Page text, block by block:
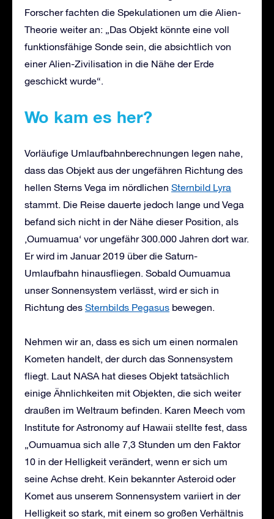
Forscher fachten die Spekulationen um die Alien-
Theorie weiter an: „Das Objekt könnte eine voll
funktionsfähige Sonde sein, die absichtlich von
einer Alien-Zivilisation in die Nähe der Erde
geschickt wurde“.
Wo kam es her?
Vorläufige Umlaufbahnberechnungen legen nahe,
dass das Objekt aus der ungefähren Richtung des
hellen Sterns Vega im nördlichen Sternbild Lyra
stammt. Die Reise dauerte jedoch lange und Vega
befand sich nicht in der Nähe dieser Position, als
‚Oumuamua‘ vor ungefähr 300.000 Jahren dort war.
Er wird im Januar 2019 über die Saturn-
Umlaufbahn hinausfliegen. Sobald Oumuamua
unser Sonnensystem verlässt, wird er sich in
Richtung des Sternbilds Pegasus bewegen.
Nehmen wir an, dass es sich um einen normalen
Kometen handelt, der durch das Sonnensystem
fliegt. Laut NASA hat dieses Objekt tatsächlich
einige Ähnlichkeiten mit Objekten, die sich weiter
draußen im Weltraum befinden. Karen Meech vom
Institute for Astronomy auf Hawaii stellte fest, dass
„Oumuamua sich alle 7,3 Stunden um den Faktor
10 in der Helligkeit verändert, wenn er sich um
seine Achse dreht. Kein bekannter Asteroid oder
Komet aus unserem Sonnensystem variiert in der
Helligkeit so stark, mit einem so großen Verhältnis